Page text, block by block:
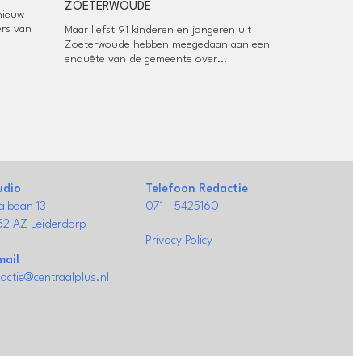
van
ZOETERWOUDE
Maar liefst 91 kinderen en jongeren uit
Zoeterwoude hebben meegedaan aan een
enquête van de gemeente over...
13
AZ Leiderdorp
Telefoon Redactie
071 - 5425160
Privacy Policy